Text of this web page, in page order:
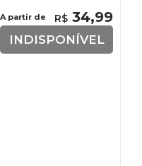
A partir de R$ 34,99
INDISPONÍVEL